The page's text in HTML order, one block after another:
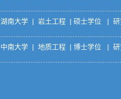
湖南大学 | 岩土工程 | 硕士学位 | 研
中南大学 | 地质工程 | 博士学位 | 研